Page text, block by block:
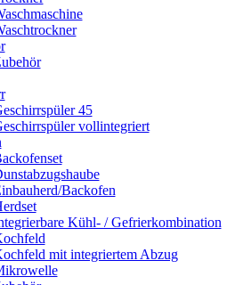
45
vollintegriert
Backofen
Kühl- / Gefrierkombination
mit integriertem Abzug